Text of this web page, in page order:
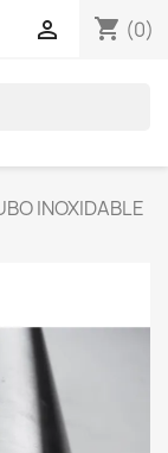
shopping_cart (0)

INOXIDABLE